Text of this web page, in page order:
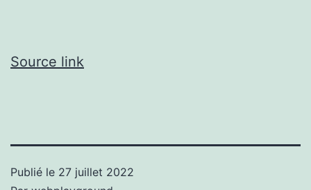
Source link
Publié le 27 juillet 2022